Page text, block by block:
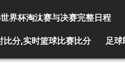
界杯淘汰赛与决赛完整日程
比分,实时篮球比赛比分 足